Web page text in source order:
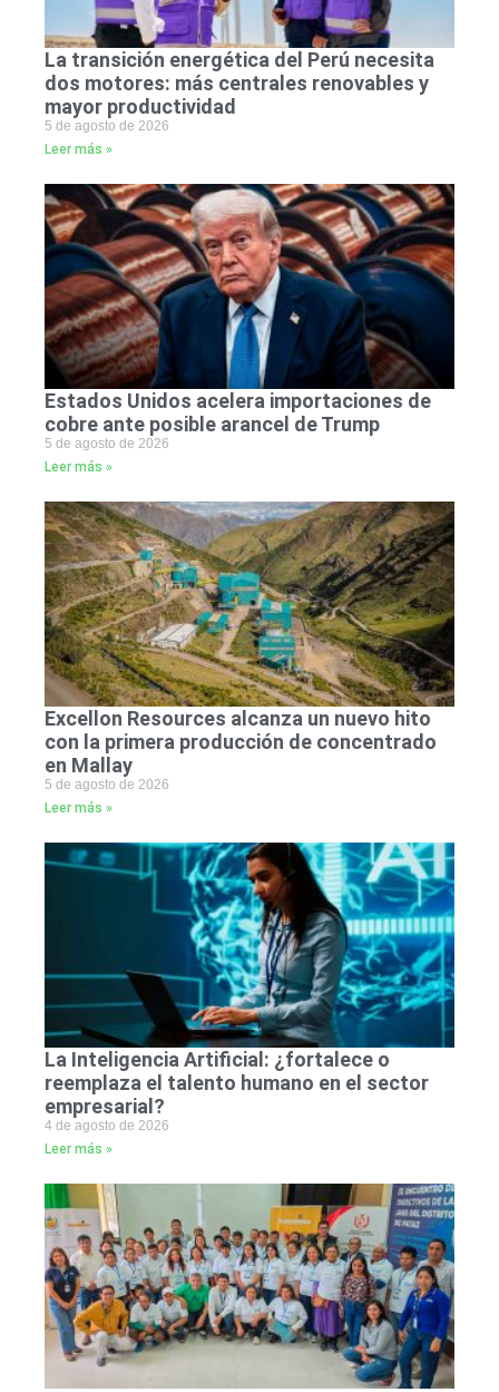
La transición energética del Perú necesita
dos motores: más centrales renovables y
mayor productividad
5 de agosto de 2026
Leer más »
Estados Unidos acelera importaciones de
cobre ante posible arancel de Trump
5 de agosto de 2026
Leer más »
Excellon Resources alcanza un nuevo hito
con la primera producción de concentrado
en Mallay
5 de agosto de 2026
Leer más »
La Inteligencia Artificial: ¿fortalece o
reemplaza el talento humano en el sector
empresarial?
4 de agosto de 2026
Leer más »